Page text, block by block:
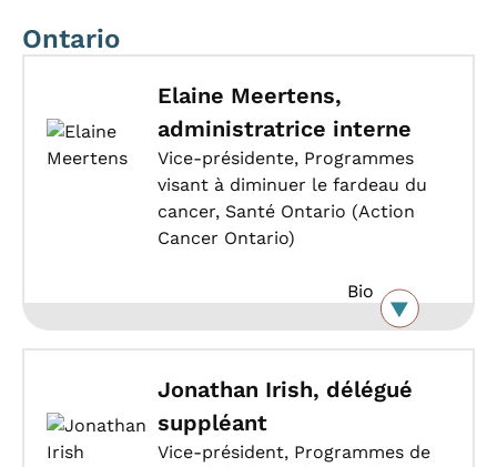
Ontario
Elaine Meertens,
administratrice interne
Vice-présidente, Programmes
visant à diminuer le fardeau du
cancer, Santé Ontario (Action
Cancer Ontario)
Bio
Jonathan Irish, délégué
suppléant
Vice-président, Programmes de